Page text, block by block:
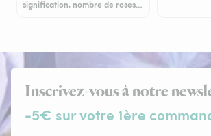
signification, nombre de roses…
Inscrivez-vous à notre
-5€ sur votre 1ère